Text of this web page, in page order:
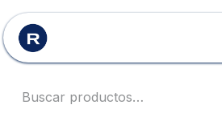
Ir al contenido